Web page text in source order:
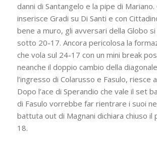
danni di Santangelo e la pipe di Mariano.
inserisce Gradi su Di Santi e con
bene a muro, gli avversari della Globo
sotto 20-17. Ancora pericolosa la
che vola sul 24-17 con un mini break
neanche il doppio cambio della
l’ingresso di Colarusso e Fasulo, riesce
Dopo l’ace di Sperandio che vale il set
di Fasulo vorrebbe far rientrare i suoi
battuta out di Magnani dichiara chiuso il
18.